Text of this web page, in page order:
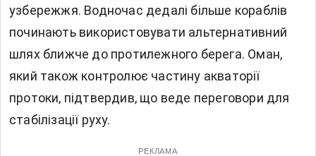
узбережжя. Водночас дедалі більше кораблів
починають використовувати альтернативний
шлях ближче до протилежного берега. Оман,
який також контролює частину акваторії
протоки, підтвердив, що веде переговори для
стабілізації руху.
РЕКЛАМА